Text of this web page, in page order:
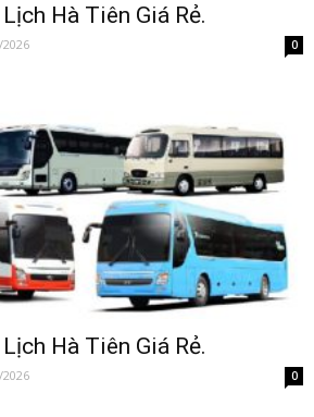
Hà Tiên Giá Rẻ.
0
Hà Tiên Giá Rẻ.
0